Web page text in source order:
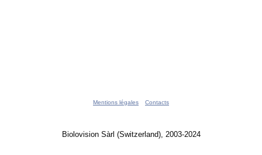
Mentions légales Contacts
Biolovision Sàrl (Switzerland), 2003-2024